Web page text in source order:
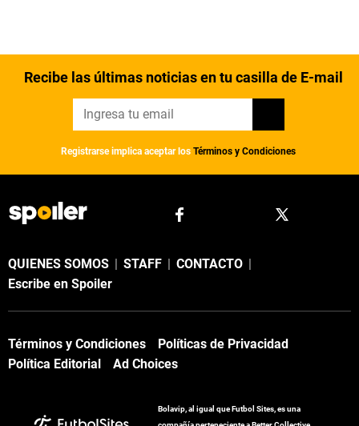
Recibe las últimas noticias en tu casilla de E-mail
Registrarse implica aceptar los Términos y Condiciones
QUIENES SOMOS | STAFF | CONTACTO |
Escribe en Spoiler
Términos y Condiciones
Políticas de Privacidad
Política Editorial
Ad Choices
Bolavip, al igual que Futbol Sites, es una